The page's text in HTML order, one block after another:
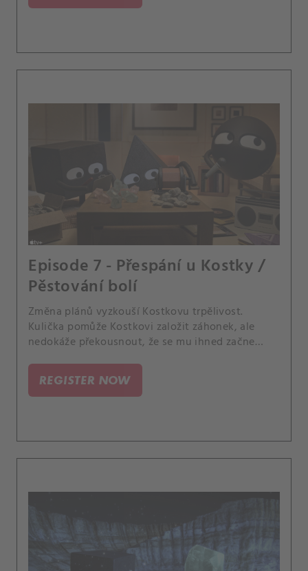
Episode 7 - Přespání u Kostky /
Pěstování bolí
Změna plánů vyzkouší Kostkovu trpělivost.
Kulička pomůže Kostkovi založit záhonek, ale
nedokáže překousnout, že se mu ihned začne
REGISTER NOW